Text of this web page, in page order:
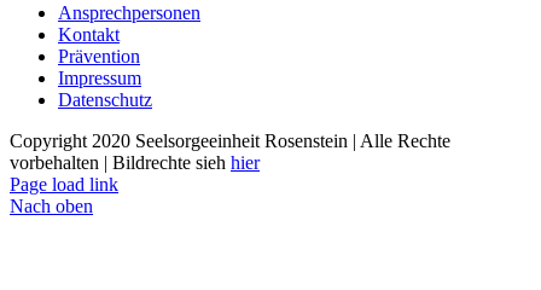
Ansprechpersonen
Kontakt
Prävention
Impressum
Datenschutz
Copyright 2020 Seelsorgeeinheit Rosenstein | Alle Rechte
vorbehalten | Bildrechte sieh hier
Page load link
Nach oben